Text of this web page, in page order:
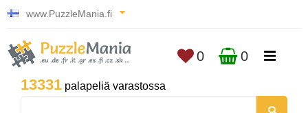
www.PuzzleMania.fi
13331 palapeliä varastossa
0 0